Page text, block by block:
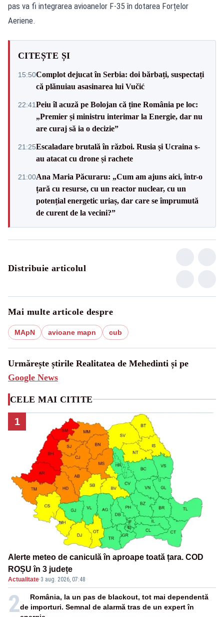
pas va fi integrarea avioanelor F-35 în dotarea Forțelor
Aeriene.
CITEȘTE ȘI
15:50Complot dejucat în Serbia: doi bărbați, suspectați
că plănuiau asasinarea lui Vučić
22:41Peiu îl acuză pe Bolojan că ține România pe loc:
„Premier și ministru interimar la Energie, dar nu
are curaj să ia o decizie”
21:25Escaladare brutală în război. Rusia și Ucraina s-
au atacat cu drone și rachete
21:00Ana Maria Păcuraru: „Cum am ajuns aici, într-o
țară cu resurse, cu un reactor nuclear, cu un
potențial energetic uriaș, dar care se împrumută
de curent de la vecini?”
Distribuie articolul
Mai multe articole despre
MApN avioane mapn cub
Urmărește știrile Realitatea de Mehedinti și pe
Google News
CELE MAI CITITE
1
Alerte meteo de caniculă în aproape toată țara. COD
ROȘU în 3 județe
Actualitate·3 aug. 2026, 07:48
2
România, la un pas de blackout, tot mai dependentă
de importuri. Semnal de alarmă tras de un expert în